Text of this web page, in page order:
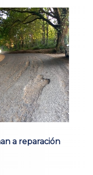
a reparación